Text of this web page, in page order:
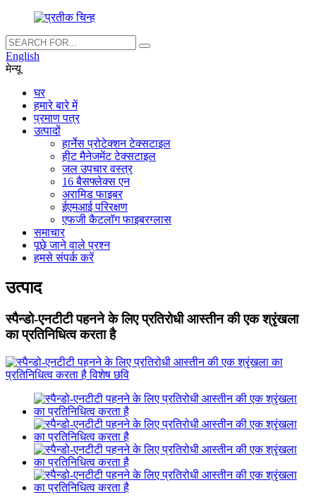
English
मेन्यू
घर
हमारे बारे में
प्रमाण पत्र
उत्पादों
हार्नेस प्रोटेक्शन टेक्सटाइल
हीट मैनेजमेंट टेक्सटाइल
जल उपचार वस्त्र
16 बैसफ्लेक्स एन
अरामिड फाइबर
ईएमआई परिरक्षण
एफजी कैटलॉग फाइबरग्लास
समाचार
पूछे जाने वाले प्रश्न
हमसे संपर्क करें
उत्पाद
स्पैन्डो-एनटीटी पहनने के लिए प्रतिरोधी आस्तीन की एक श्रृंखला
का प्रतिनिधित्व करता है